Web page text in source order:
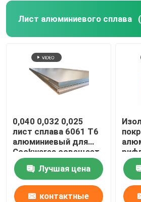
Лист алюминиевого сплава
0,040 0,032 0,025
лист сплава 6061 T6
алюминиевый для
Cookwares освещает
пробелы печатания
сублимацииЛучшая цена
контактные